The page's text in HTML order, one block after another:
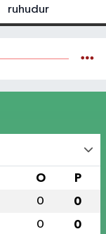
ruhudur
O P
0 0
0 0